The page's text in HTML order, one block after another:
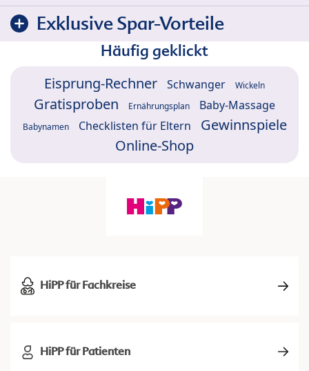
Exklusive Spar-Vorteile
Häufig geklickt
Eisprung-Rechner Schwanger Wickeln
Gratisproben Ernährungsplan Baby-Massage
Babynamen Checklisten für Eltern
Gewinnspiele
Online-Shop
HiPP für Fachkreise
HiPP für Patienten